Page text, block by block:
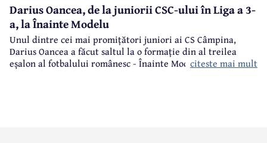
Darius Oancea, de la juniorii CSC-ului în Liga a 3-
a, la Înainte Modelu
Unul dintre cei mai promițători juniori ai CS Câmpina,
Darius Oancea a făcut saltul la o formație din al treilea
eșalon al fotbalului românesc - Înainte Modelu, din județul
citeste mai mult